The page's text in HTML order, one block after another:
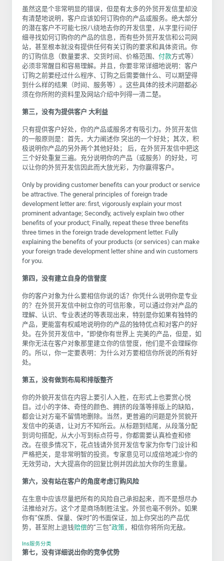
虽然这是个非常明显的错误，但是有太多的外贸开发信里却没
有清楚地说明，客户应该如何订购你的产品或服务。绝大部分
的潜在客户不可能七拐八绕地去你的开发信里，从字里行间仔
细寻找如何订购你的产品的信息，而有些外贸开发信和公司网
站，甚至根本就没有提供任何有关订购的要求和具体资讯。你
的订购信息（数量要求、交货时间、价格范围、 付款方式等）
必须非常醒目和容易理解。并且，你要非常详细地说明：客户
订购之前要经过什么程序、订购之后需要做什么、可以期望得
到什么样的结果（时间、服务等）。这些具体的技术问题都必
须在你所附的资料里及网站介绍中列得一清二楚。
第三，没有为提供客户 大利益
只有提供客户好处，你的产品或服务才有吸引力。外贸开发信
的一般原则是：首先，大力阐述你 突出的一个好处；其次，积
极说明你产品的另外两个其他好处； 后，在外贸开发信中把这
三个好处重复三遍。充分说明你的产品（或服务）的好处，可
以让你的外贸开发信因此而大放光彩，为你赢得客户。
Only by providing customer benefits can your product or service
be attractive. The general principles of foreign trade
development letter are: first, vigorously explain your most
prominent advantage; Secondly, actively explain two other
benefits of your product; Finally, repeat these three benefits
three times in the foreign trade development letter. Fully
explaining the benefits of your products (or services) can make
your foreign trade development letter shine and win customers
for you.
第四，没有建立自身的信誉度
你的客户对象为什么要相信你说的话？你凭什么说明你是专业
的？在外贸开发信中树立你的可信形象，可以通过你对产品的
理解、认识、专业表述的等表现出来，特别是你如果有独特的
产品，更能富有权威地说明你的产品的独特优点和对客户的好
处。在外贸开发信中， “即使你有世界上 完美的产品，但是，如
果你无法在客户对象那里建立你的信誉度，他们是不会理睬你
的。所以，你一定要表明：为什么对方要相信你所说的所有好
处。
第五，没有做到布局和排版整齐
你的外貌开发信在内容上要引人入胜，在形式上也要赏心悦
目。过小的字体、奇怪的颜色、拥挤的段落等排版上的缺陷，
都会让对方毫不留情地删除。当然，更普遍的问题是外贸貌开
发信中的英语，让对方不知所云。从标题到结尾，从段落分配
到词句搭配，从大小写到标点符号，你都需要认真检查和修
改。在很多情况下，花点钱请外贸开发信专家为你专门设计和
严格把关，是非常明智的投资。专家意见可以成倍地减少你的
无效劳动，大大提高你的回复比例并因此加大你的生意量。
第六，没有站在客户的角度考虑订购风险
在生意中应该尽量把所有的风险自己承担起来，而不是想尽办
法推给对方。这个才是商场制胜法宝。外贸也毫不例外。如果
你有“保质、保量、保时”的书面保证，加上你突出的产品优
势，甚至附上退钱赔偿的“三包”政策，相信你将所向无敌。
Ins服务分类
第七，没有详细说出你的竞争优势